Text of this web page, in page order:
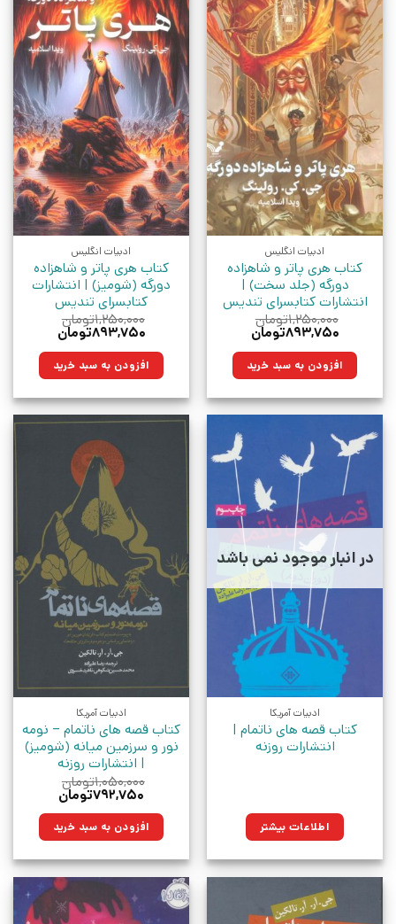
ادبیات انگلیس
کتاب هری پاتر و شاهزاده
دورگه (جلد سخت) |
انتشارات کتابسرای تندیس
۱,۲۵۰,۰۰۰تومان
قیمت
۱,۲۵۰,۰۰۰تومان
بود.
۸۹۳,۷۵۰تومان
۸۹۳,۷۵۰تومان.افزودن به سبد خرید
ادبیات انگلیس
کتاب هری پاتر و شاهزاده
دورگه (شومیز) | انتشارات
کتابسرای تندیس
۱,۲۵۰,۰۰۰تومان
قیمت
۱,۲۵۰,۰۰۰تومان
بود.
۸۹۳,۷۵۰تومان
۸۹۳,۷۵۰تومان.افزودن به سبد خرید
در انبار موجود نمی باشد
ادبیات آمریکا
کتاب قصه های ناتمام |
انتشارات روزنه
اطلاعات بیشتر
ادبیات آمریکا
کتاب قصه های ناتمام – نومه
نور و سرزمین میانه (شومیز)
| انتشارات روزنه
۱,۰۵۰,۰۰۰تومان
قیمت
۱,۰۵۰,۰۰۰تومان
بود.
۷۹۲,۷۵۰تومان
۷۹۲,۷۵۰تومان.افزودن به سبد خرید